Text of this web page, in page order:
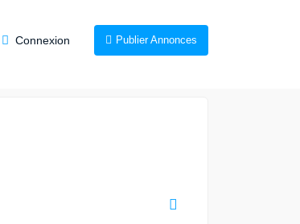
Connexion Publier Annonces